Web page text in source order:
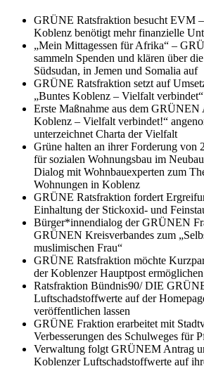
GRÜNE Ratsfraktion besucht EVM
Koblenz benötigt mehr finanzielle
„Mein Mittagessen für Afrika“ –
sammeln Spenden und klären über
Südsudan, in Jemen und Somalia auf
GRÜNE Ratsfraktion setzt auf
„Buntes Koblenz – Vielfalt verbindet“
Erste Maßnahme aus dem GRÜNEN
Koblenz – Vielfalt verbindet!“
unterzeichnet Charta der Vielfalt
Grüne halten an ihrer Forderung von
für sozialen Wohnungsbau im
Dialog mit Wohnbauexperten zum
Wohnungen in Koblenz
GRÜNE Ratsfraktion fordert
Einhaltung der Stickoxid- und
Bürger*innendialog der GRÜNEN
GRÜNEN Kreisverbandes zum
muslimischen Frau“
GRÜNE Ratsfraktion möchte
der Koblenzer Hauptpost ermöglichen
Ratsfraktion Bündnis90/ DIE
Luftschadstoffwerte auf der
veröffentlichen lassen
GRÜNE Fraktion erarbeitet mit
Verbesserungen des Schulweges für
Verwaltung folgt GRÜNEM Antrag
Koblenzer Luftschadstoffwerte auf